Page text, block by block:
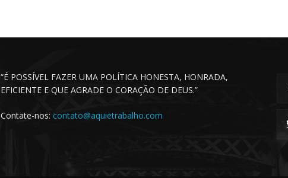
“É POSSÍVEL FAZER UMA POLÍTICA HONESTA, HONRADA,
EFICIENTE E QUE AGRADE O CORAÇÃO DE DEUS.”
Contate-nos: contato@aquietrabalho.com